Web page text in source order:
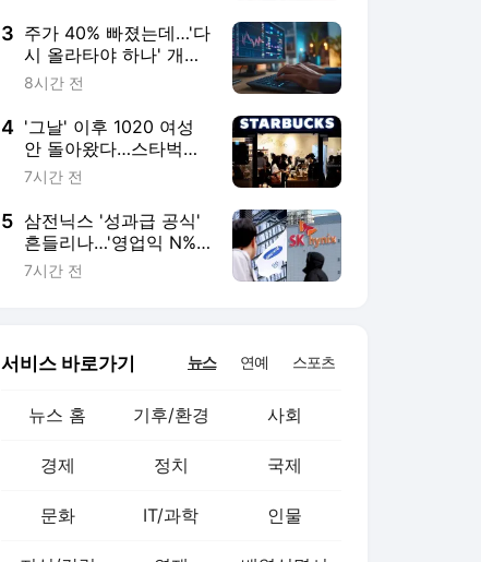
3 주가 40% 빠졌는데…'다
시 올라타야 하나' 개미
들 들썩 [한경우의 케이
8시간 전
4 '그날' 이후 1020 여성
안 돌아왔다…스타벅스
에 생긴 '빈자리' [신현
7시간 전
5 삼전닉스 '성과급 공식'
흔들리나…'영업익 N%'
입법 전쟁 [김대영의 노
7시간 전
서비스 바로가기 뉴스 연예 스포츠
뉴스 홈 기후/환경 사회
경제 정치 국제
문화 IT/과학 인물